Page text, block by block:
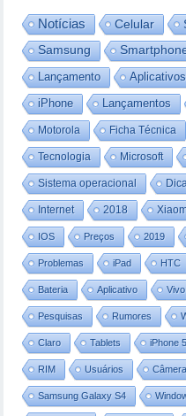
Notícias Celular
Samsung
Lançamento
Aplicativos
iPhone Lançamentos
Motorola Ficha Técnica
Tecnologia Microsoft
Sistema operacional
Internet 2018
IOS Preços 2019
Problemas iPad HTC
Bateria Aplicativo Vivo
Pesquisas Rumores
Claro Tablets iPhone
RIM Usuários
Samsung Galaxy S4